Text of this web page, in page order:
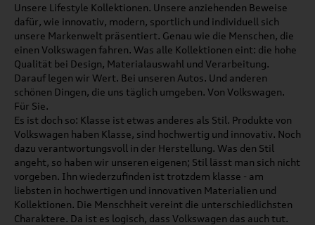
Unsere Lifestyle Kollektionen. Unsere anziehenden Beweise
dafür, wie innovativ, modern, sportlich und individuell sich
unsere Markenwelt präsentiert. Genau wie die Menschen, die
einen Volkswagen fahren. Was alle Kollektionen eint: die hohe
Qualität bei Design, Materialauswahl und Verarbeitung.
Darauf legen wir Wert. Bei unseren Autos. Und anderen
schönen Dingen, die uns täglich umgeben. Von Volkswagen.
Für Sie.
Es ist doch so: Klasse ist etwas anderes als Stil. Produkte von
Volkswagen haben Klasse, sind hochwertig und innovativ. Noch
dazu verantwortungsvoll in der Herstellung. Was den Stil
angeht, so haben wir unseren eigenen; Stil lässt man sich nicht
vorgeben. Ihn wiederzufinden ist trotzdem klasse - am
liebsten in hochwertigen und innovativen Materialien und
Kollektionen. Die Menschheit vereint die unterschiedlichsten
Charaktere. Da ist es logisch, dass Volkswagen das auch tut.